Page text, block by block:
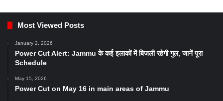
Most Viewed Posts
January 2, 2026
Power Cut Alert: Jammu के कई इलाकों में बिजली रहेगी गुल, जानें पूरा
Schedule
May 15, 2026
Power Cut on May 16 in main areas of Jammu